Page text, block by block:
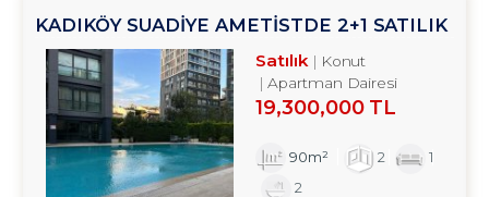
KADIKÖY SUADİYE AMETİSTDE 2+1 SATILIK
REZİDANS TROYKADANSatılık
Konut
Apartman Dairesi
19,300,000 TL
90m² 2
1
2